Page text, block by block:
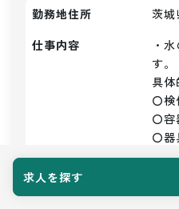
求人を探す
勤務地住所
茨城
仕事内容
・
す。
具体
〇検
〇
〇器
〇か